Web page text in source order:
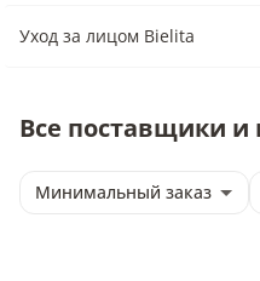
Уход за лицом Bielita
Все поставщики и
Минимальный заказ